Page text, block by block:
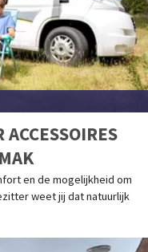
en de mogelijkheid om
weet jij dat natuurlijk